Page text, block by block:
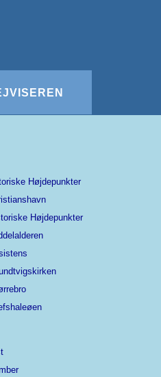
Højdepunkter
Højdepunkter